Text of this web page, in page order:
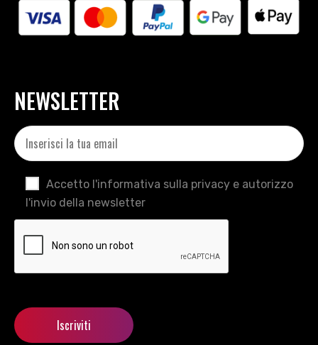
NEWSLETTER
Accetto l'informativa sulla privacy e autorizzo
l'invio della newsletter